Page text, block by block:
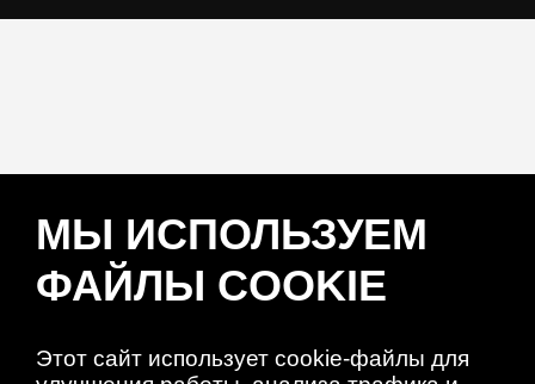
МЫ ИСПОЛЬЗУЕМ
ФАЙЛЫ COOKIE
Этот сайт использует cookie-файлы для